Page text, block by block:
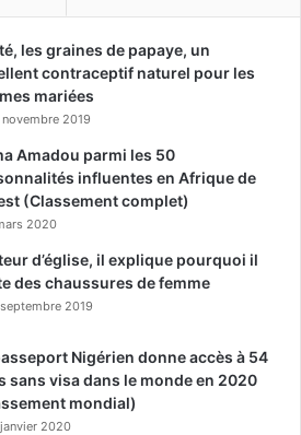
les graines de papaye, un
contraceptif naturel pour les
mariées
2019
Amadou parmi les 50
influentes en Afrique de
(Classement complet)
2020
d’église, il explique pourquoi il
des chaussures de femme
2019
Nigérien donne accès à 54
sans visa dans le monde en 2020
mondial)
2020